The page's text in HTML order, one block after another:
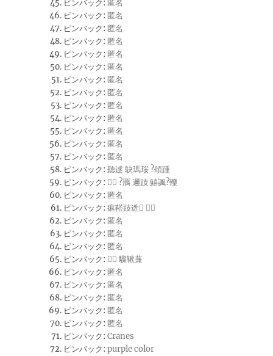
ピンバック: 匿名
ピンバック: 匿名
ピンバック: 匿名
ピンバック: 匿名
ピンバック: 匿名
ピンバック: 匿名
ピンバック: 匿名
ピンバック: 匿名
ピンバック: 匿名
ピンバック: 匿名
ピンバック: 匿名
ピンバック: 匿名
ピンバック: 匿名
ピンバック: 聽逑 鴃瑪珱 ?頌踵
ピンバック:  ?鴈 邇跂 鱚諷?轢
ピンバック: 匿名
ピンバック: 痳鞳跂迯 
ピンバック: 匿名
ピンバック: 匿名
ピンバック: 匿名
ピンバック:  驟鞦蒹
ピンバック: 匿名
ピンバック: 匿名
ピンバック: 匿名
ピンバック: 匿名
ピンバック: 匿名
ピンバック: Cranes
ピンバック: purple color